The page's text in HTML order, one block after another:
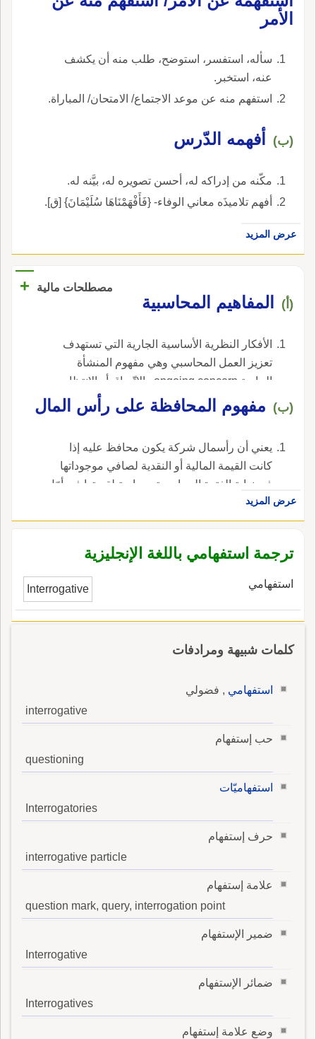
الأمر
سأله، استفسر، استوضح، طلب منه أن يكشف
عنه، استخبر.
استفهم منه عن موعد الاجتماع/ الامتحان/ المباراة.
(ب) أفهمه الدّرس
مكّنه من إدراكه له، أحسن تصويره له، بيَّنه له.
أفهم تلاميذَه معاني الوفاء- {فَأَفْهَمْنَاهَا سُلَيْمَانَ} [ق].
عرض المزيد
مصطلحات مالية +
(أ) المفاهيم المحاسبية
الأفكار النظرية الأساسية الجارية التي تستهدف
تعزيز العمل المحاسبي وهي مفهوم المنشأة
الجارية ongoing concern والاتّساق أو الانتظام
consistency ومفهوم الحصافة أو التروّي
prudence ، في الإنجليزية، هي accounting
(ب) مفهوم المحافظة على رأس المال
يعني أن رأسمال شركة يكون محافظ عليه إذا
كانت القيمة المالية أو النقدية لصافي موجوداتها
في نهاية الفترة المحاسبية مساوية لقيمتها في أوّل
maintenance concept.
عرض المزيد
ترجمة استفهامي باللغة الإنجليزية
استفهامي Interrogative
كلمات شبيهة ومرادفات
استفهامي , فضولي
interrogative
حب إستفهام
questioning
استفهاميّات
Interrogatories
حرف إستفهام
interrogative particle
علامة إستفهام
question mark, query, interrogation point
ضمير الإستفهام
Interrogative
ضمائر الإستفهام
Interrogatives
وضع علامة إستفهام